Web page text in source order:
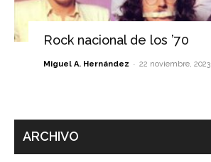
Rock nacional de los ’70
Miguel A. Hernández - 22 noviembre, 2023
ARCHIVO